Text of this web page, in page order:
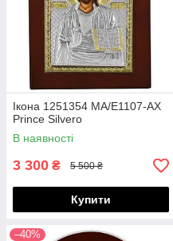
Ікона 1251354 MA/E1107-AX
Prince Silvero
В наявності
3 300 ₴ 5 500 ₴
Купити
–40%